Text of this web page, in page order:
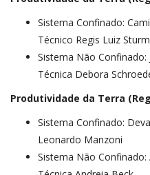
Sistema Confinado:
Técnico Regis Luiz
Sistema Não
Técnica Debora
Produtividade da Terra
Sistema Confinado:
Leonardo Manzoni
Sistema Não